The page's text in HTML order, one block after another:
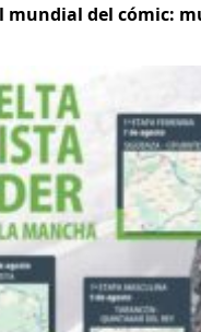
mundial del cómic: